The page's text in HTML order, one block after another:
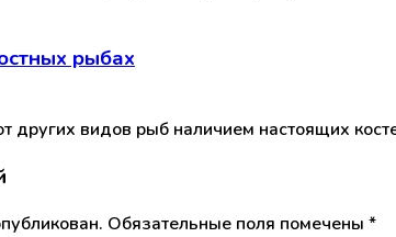
рыбах
других видов рыб наличием настоящих
Обязательные поля помечены *